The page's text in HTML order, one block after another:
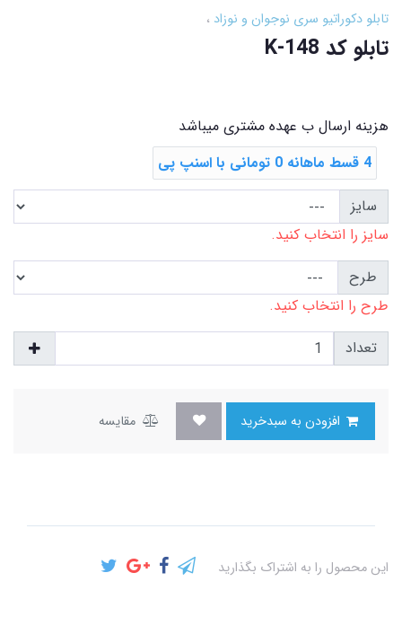
تابلو دکوراتیو سری نوجوان و نوزاد
تابلو کد K-148
هزینه ارسال ب عهده مشتری میباشد
4 قسط ماهانه 0 تومانی با اسنپ ‌پی
سایز
سایز را انتخاب کنید.
طرح
طرح را انتخاب کنید.
تعداد
مقایسه
این محصول را به اشتراک بگذارید